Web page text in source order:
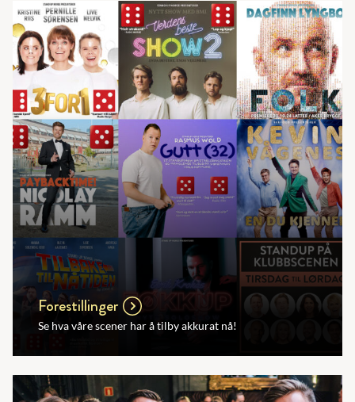
Forestillinger
Se hva våre scener har å tilby akkurat nå!